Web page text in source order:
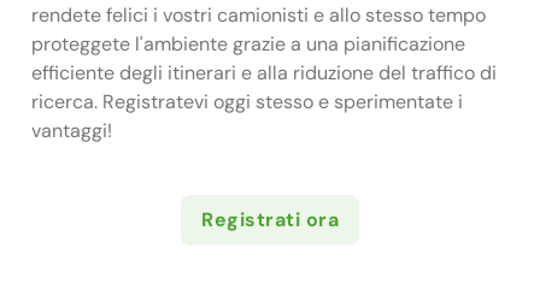
rendete felici i vostri camionisti e allo stesso tempo
proteggete l'ambiente grazie a una pianificazione
efficiente degli itinerari e alla riduzione del traffico di
ricerca. Registratevi oggi stesso e sperimentate i
vantaggi!
Registrati ora